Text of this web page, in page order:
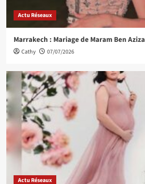
Actu Réseaux
Marrakech : Mariage de Maram Ben Aziza
Cathy 07/07/2026
Actu Réseaux